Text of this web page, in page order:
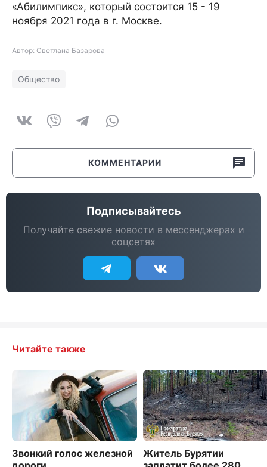
«Абилимпикс», который состоится 15 - 19
ноября 2021 года в г. Москве.
Автор: Светлана Базарова
Общество
КОММЕНТАРИИ
Подписывайтесь
Получайте свежие новости в мессенджерах и
соцсетях
Читайте также
Звонкий голос железной
Житель Бурятии